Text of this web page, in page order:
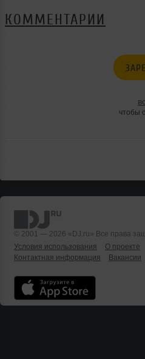
КОММЕНТАРИИ
чтобы
© 2001 — 2026 «DJ.ru» Все права
Условия использования
О проекте
Контактная информация
Вакансии